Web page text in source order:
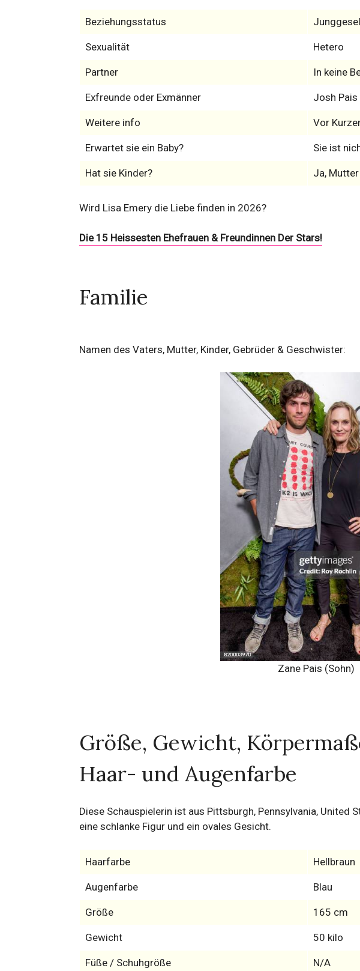
Beziehungsstatus
Sexualität Hetero
Partner In keine
Exfreunde oder Exmänner Josh Pais
Weitere info Vor
Erwartet sie ein Baby? Sie ist
Hat sie Kinder? Ja,
Wird Lisa Emery die Liebe finden in 2026?
Die 15 Heissesten Ehefrauen & Freundinnen Der Stars!
Familie
Namen des Vaters, Mutter, Kinder, Gebrüder & Geschwister:
Zane Pais (Sohn)
Größe, Gewicht,
Haar- und Augenfarbe
Diese Schauspielerin ist aus Pittsburgh, Pennsylvania, United
eine schlanke Figur und ein ovales Gesicht.
Haarfarbe Hellbraun
Augenfarbe Blau
Größe 165 cm
Gewicht 50 kilo
Füße / Schuhgröße N/A